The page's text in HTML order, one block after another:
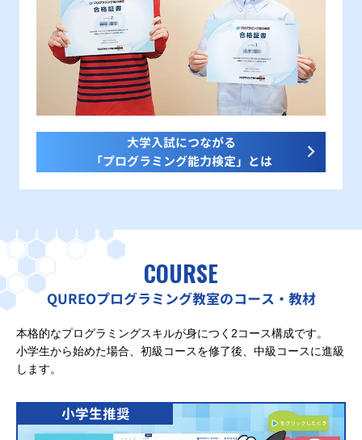
大学入試につながる
「プログラミング能力検定」とは
COURSE
QUREOプログラミング教室のコース・教材
本格的なプログラミングスキルが身につく2コース構成です。
小学生から始めた場合、初級コースを修了後、中級コースに進級
します。
小学生推奨